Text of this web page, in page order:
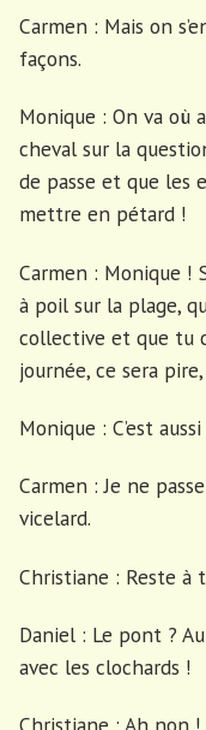
Carmen : Mais on
façons.
Monique : On va où
cheval sur la
de passe et que les
mettre en pétard !
Carmen : Monique !
à poil sur la plage,
collective et que tu
journée, ce sera
Monique : C’est
Carmen : Je ne
vicelard.
Christiane : Reste
Daniel : Le pont ?
avec les clochards !